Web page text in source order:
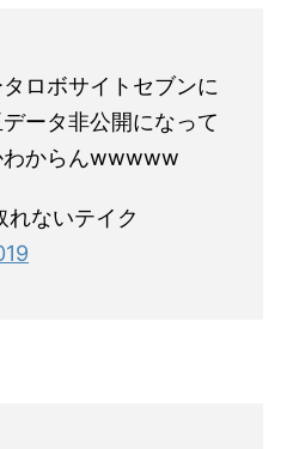
ロボサイトセブンに
ータ非公開になって
わからんwwwww
ないテイク